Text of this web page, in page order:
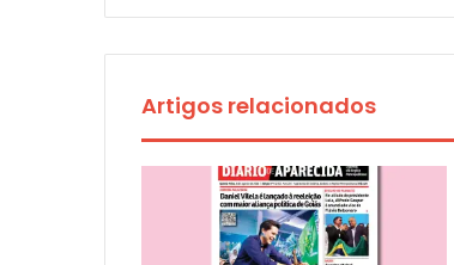
Artigos relacionados